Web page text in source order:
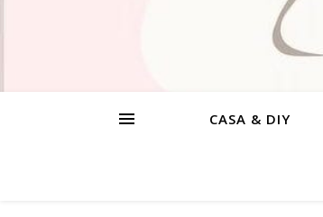
CASA & DIY